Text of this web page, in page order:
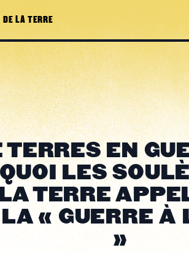
LA TERRE
TERRES EN
LES
TERRE
« GUERRE À
»